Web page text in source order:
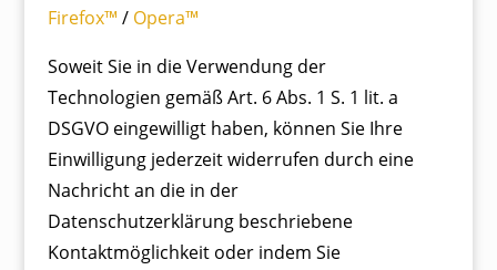
Firefox™ / Opera™
Soweit Sie in die Verwendung der
Technologien gemäß Art. 6 Abs. 1 S. 1 lit. a
DSGVO eingewilligt haben, können Sie Ihre
Einwilligung jederzeit widerrufen durch eine
Nachricht an die in der
Datenschutzerklärung beschriebene
Kontaktmöglichkeit oder indem Sie